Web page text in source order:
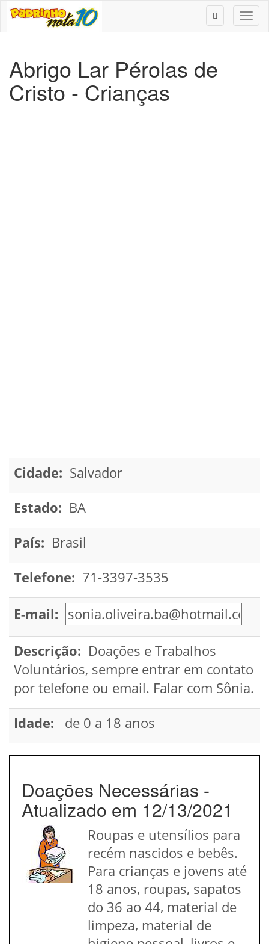
Abrigo Lar Pérolas de
Cristo - Crianças
Cidade: Salvador
Estado: BA
País: Brasil
Telefone: 71-3397-3535
E-mail:
Descrição: Doações e Trabalhos
Voluntários, sempre entrar em contato
por telefone ou email. Falar com Sônia.
Idade: de 0 a 18 anos
Doações Necessárias -
Atualizado em 12/13/2021
Roupas e utensílios para
recém nascidos e bebês.
Para crianças e jovens até
18 anos, roupas, sapatos
do 36 ao 44, material de
limpeza, material de